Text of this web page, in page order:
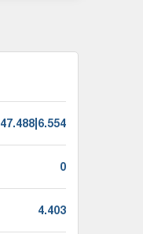
47.488|6.554
0
4.403